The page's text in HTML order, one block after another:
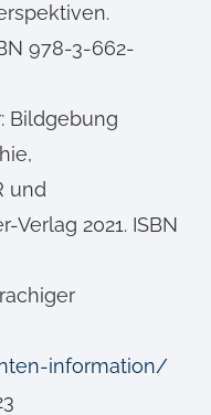
978-3-662-
Bildgebung
und
Verlag 2021. ISBN
information/